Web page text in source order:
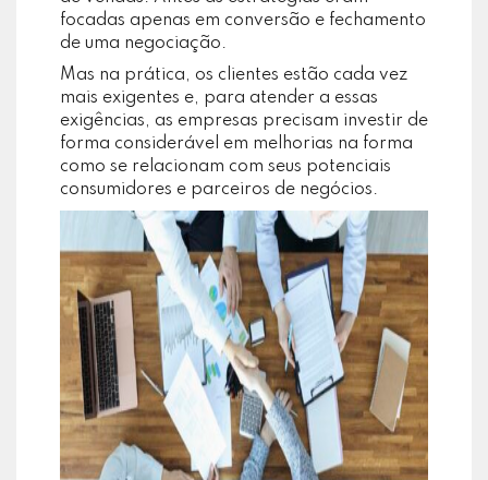
focadas apenas em conversão e fechamento
de uma negociação.
Mas na prática, os clientes estão cada vez
mais exigentes e, para atender a essas
exigências, as empresas precisam investir de
forma considerável em melhorias na forma
como se relacionam com seus potenciais
consumidores e parceiros de negócios.